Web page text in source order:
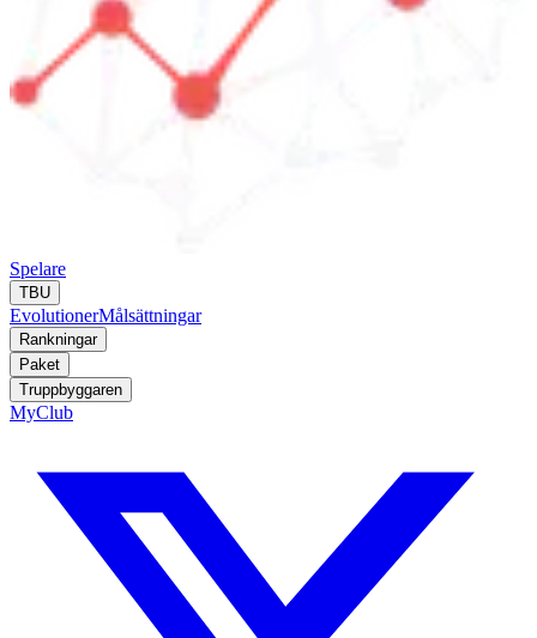
Spelare
TBU
EvolutionerMålsättningar
Rankningar
Paket
Truppbyggaren
MyClub